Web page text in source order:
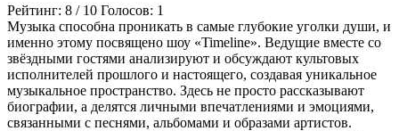
Рейтинг: 8 / 10 Голосов: 1
Музыка способна проникать в самые глубокие уголки души, и
именно этому посвящено шоу «Timeline». Ведущие вместе со
звёздными гостями анализируют и обсуждают культовых
исполнителей прошлого и настоящего, создавая уникальное
музыкальное пространство. Здесь не просто рассказывают
биографии, а делятся личными впечатлениями и эмоциями,
связанными с песнями, альбомами и образами артистов.